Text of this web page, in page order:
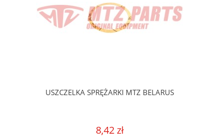
USZCZELKA SPRĘŻARKI MTZ BELARUS
8,42 zł